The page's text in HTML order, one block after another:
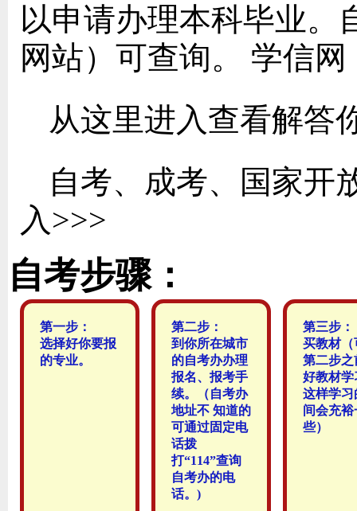
以申请办理本科毕业。
网站）可查询。 学信网
从这里进入查看解答
自考、成考、国家开
入>>>
自考步骤：
第一步：
选择好你要报
的专业。
第二步：
到你所在城市
的自考办办理
报名、报考手
续。（自考办
地址不 知道的
可通过固定电
话拨
打“114”查询
自考办的电
话。)
第三步：
买教材（
第二步之
好教材学
这样学习
间会充裕
些）